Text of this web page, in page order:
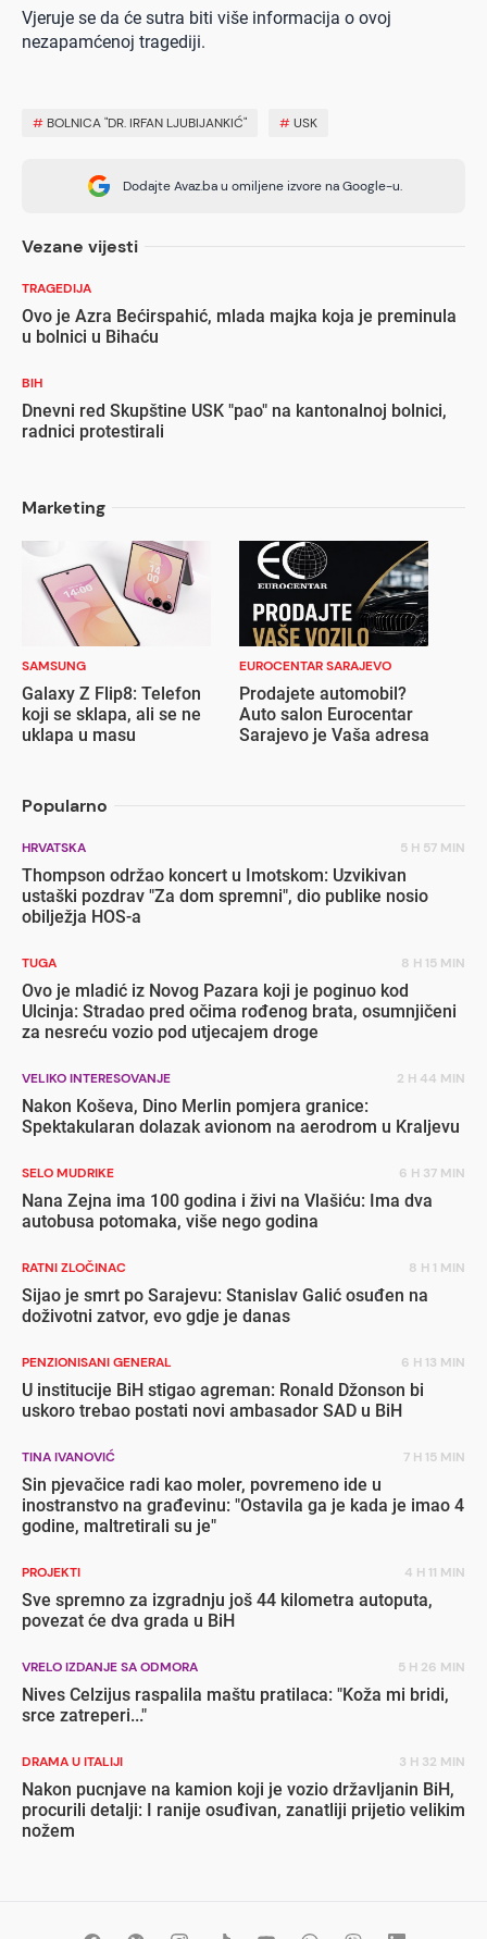
Vjeruje se da će sutra biti više informacija o ovoj
nezapamćenoj tragediji.
# BOLNICA "DR. IRFAN LJUBIJANKIĆ" #USK
Dodajte Avaz.ba u omiljene izvore na Google-u.
Vezane vijesti
TRAGEDIJA
Ovo je Azra Bećirspahić, mlada majka koja je preminula
u bolnici u Bihaću
BIH
Dnevni red Skupštine USK "pao" na kantonalnoj bolnici,
radnici protestirali
Marketing
SAMSUNG
Galaxy Z Flip8: Telefon
koji se sklapa, ali se ne
uklapa u masu
EUROCENTAR SARAJEVO
Prodajete automobil?
Auto salon Eurocentar
Sarajevo je Vaša adresa
Popularno
HRVATSKA 5 H 57 MIN
Thompson održao koncert u Imotskom: Uzvikivan
ustaški pozdrav "Za dom spremni", dio publike nosio
obilježja HOS-a
TUGA 8 H 15 MIN
Ovo je mladić iz Novog Pazara koji je poginuo kod
Ulcinja: Stradao pred očima rođenog brata, osumnjičeni
za nesreću vozio pod utjecajem droge
VELIKO INTERESOVANJE 2 H 44 MIN
Nakon Koševa, Dino Merlin pomjera granice:
Spektakularan dolazak avionom na aerodrom u Kraljevu
SELO MUDRIKE 6 H 37 MIN
Nana Zejna ima 100 godina i živi na Vlašiću: Ima dva
autobusa potomaka, više nego godina
RATNI ZLOČINAC 8 H 1 MIN
Sijao je smrt po Sarajevu: Stanislav Galić osuđen na
doživotni zatvor, evo gdje je danas
PENZIONISANI GENERAL 6 H 13 MIN
U institucije BiH stigao agreman: Ronald Džonson bi
uskoro trebao postati novi ambasador SAD u BiH
TINA IVANOVIĆ 7 H 15 MIN
Sin pjevačice radi kao moler, povremeno ide u
inostranstvo na građevinu: "Ostavila ga je kada je imao 4
godine, maltretirali su je"
PROJEKTI 4 H 11 MIN
Sve spremno za izgradnju još 44 kilometra autoputa,
povezat će dva grada u BiH
VRELO IZDANJE SA ODMORA 5 H 26 MIN
Nives Celzijus raspalila maštu pratilaca: "Koža mi bridi,
srce zatreperi..."
DRAMA U ITALIJI 3 H 32 MIN
Nakon pucnjave na kamion koji je vozio državljanin BiH,
procurili detalji: I ranije osuđivan, zanatliji prijetio velikim
nožem